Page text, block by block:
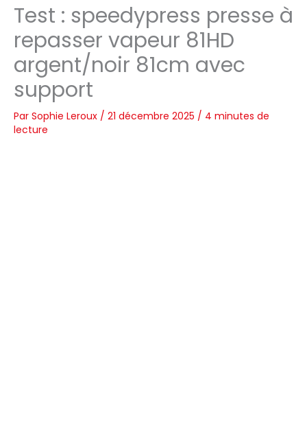
Test : speedypress presse à
repasser vapeur 81HD
argent/noir 81cm avec
support
Par Sophie Leroux / 21 décembre 2025 / 4 minutes de
lecture